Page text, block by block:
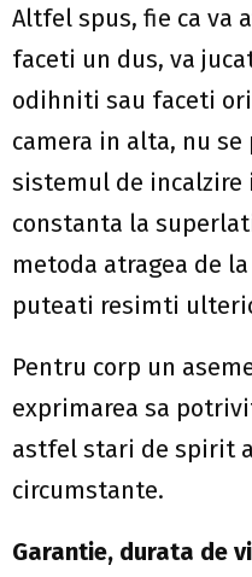
Altfel spus, fie ca va
faceti un dus, va
odihniti sau faceti
camera in alta, nu
sistemul de incalzire
constanta la
metoda atragea de
puteati resimti
Pentru corp un
exprimarea sa
astfel stari de spirit
circumstante.
Garantie, durata de